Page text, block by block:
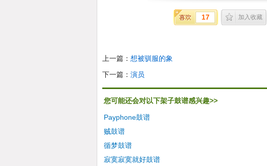
17 加入收藏
上一篇： 想被驯服的象
下一篇： 演员
您可能还会对以下架子鼓谱感兴趣>>
Payphone鼓谱
贼鼓谱
循梦鼓谱
寂寞寂寞就好鼓谱